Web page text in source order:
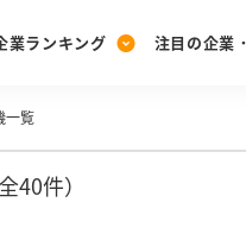
[27卒] 本選考
業ランキング 注目の企業
一覧
40件）